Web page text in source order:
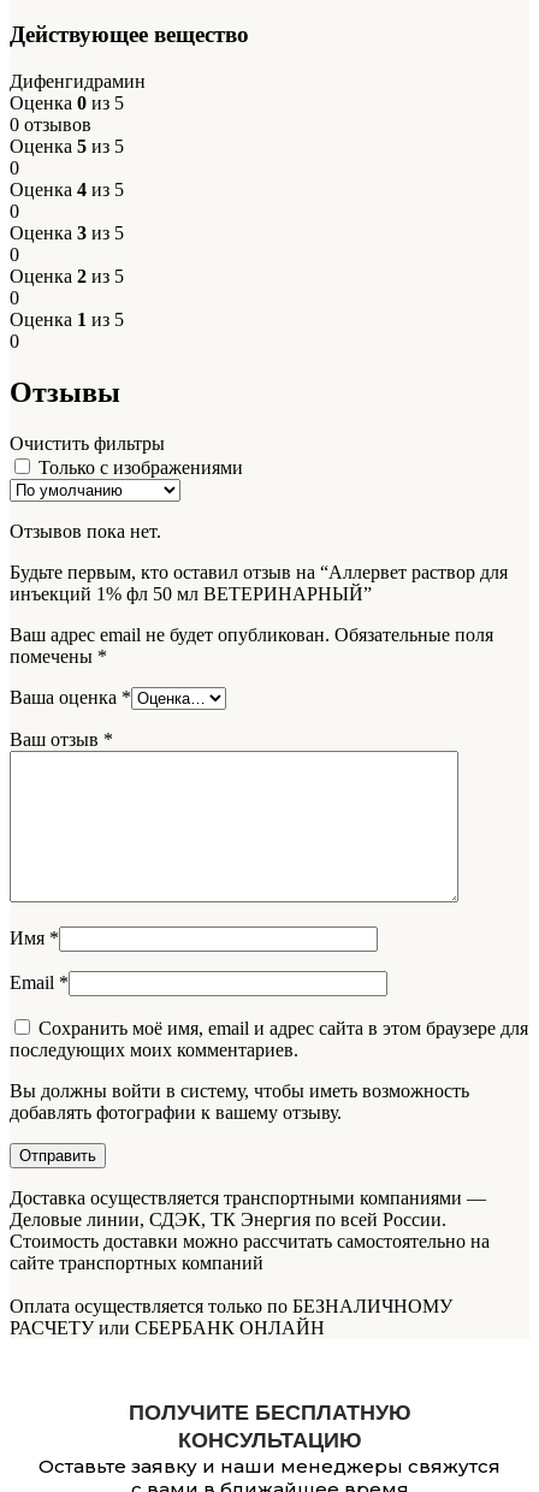
Действующее вещество
Дифенгидрамин
Оценка 0 из 5
0 отзывов
Оценка 5 из 5
0
Оценка 4 из 5
0
Оценка 3 из 5
0
Оценка 2 из 5
0
Оценка 1 из 5
0
Отзывы
Очистить фильтры
Только с изображениями
Отзывов пока нет.
Будьте первым, кто оставил отзыв на “Аллервет раствор для
инъекций 1% фл 50 мл ВЕТЕРИНАРНЫЙ”
Ваш адрес email не будет опубликован. Обязательные поля
помечены *
Ваша оценка *
Ваш отзыв *
Имя *
Email *
Сохранить моё имя, email и адрес сайта в этом браузере для
последующих моих комментариев.
Вы должны войти в систему, чтобы иметь возможность
добавлять фотографии к вашему отзыву.
Доставка осуществляется транспортными компаниями —
Деловые линии, СДЭК, ТК Энергия по всей России.
Стоимость доставки можно рассчитать самостоятельно на
сайте транспортных компаний
Оплата осуществляется только по БЕЗНАЛИЧНОМУ
РАСЧЕТУ или СБЕРБАНК ОНЛАЙН
ПОЛУЧИТЕ БЕСПЛАТНУЮ
КОНСУЛЬТАЦИЮ
Оставьте заявку и наши менеджеры свяжутся